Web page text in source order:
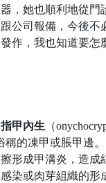
，她也順利地從門
公司報備，今後不
作，我也知道要怎
指甲內生 （
稱的凍甲或脹甲邊
形成甲溝炎，造成
染或肉芽組織的形